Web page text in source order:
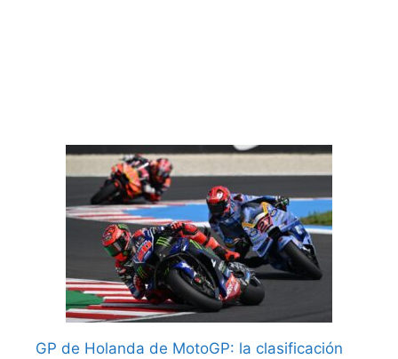
GP de Holanda de MotoGP: la clasificación